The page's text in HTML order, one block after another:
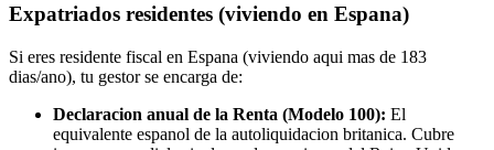
Expatriados residentes (viviendo en Espana)
Si eres residente fiscal en Espana (viviendo aqui mas de 183
dias/ano), tu gestor se encarga de:
Declaracion anual de la Renta (Modelo 100): El
equivalente espanol de la autoliquidacion britanica. Cubre